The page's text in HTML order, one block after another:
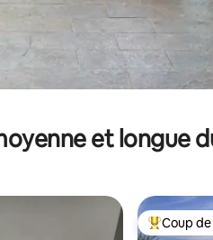
et longue
Coups de
Coup